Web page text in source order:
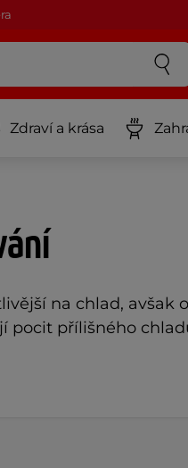
Zdraví a krása
na chlad, avšak
pocit přílišného